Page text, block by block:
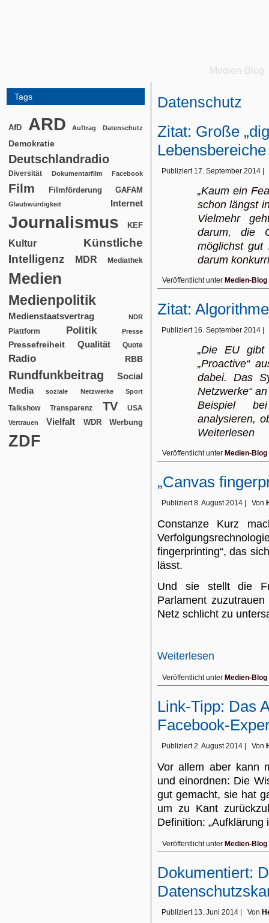
Medien-Blog
Tags
AfD ARD Auftrag Datenschutz
Demokratie
Deutschlandradio
Diversität Dokumentarfilm Facebook
Film Filmförderung GAFAM
Glaubwürdigkeit Internet
Journalismus KEF
Kultur
Künstliche
Intelligenz
MDR Mediathek
Medien
Medienpolitik
Medienstaatsvertrag NDR
Plattform Politik Presse
Pressefreiheit Qualität Quote
Radio RBB
Rundfunkbeitrag
Social
Media
soziale Netzwerke Sport
Talkshow Transparenz TV USA
Vertrauen Vielfalt WDR Werbung
ZDF
Datenschutz
Zitat: Große
Publiziert 17. September 2014
„Kaum ein
schon längst
Vielmehr
darum, die
möglichst gut
darum
Veröffentlicht unter Medien-Blog
Zitat:
Publiziert 16. September 2014
„Die EU
„Proactive“
dabei. Das
Netzwerke“
Beispiel
analysieren,
Weiterlesen
Veröffentlicht unter Medien-Blog
„Canvas
Publiziert 8. August 2014 Von
Constanze Kurz
fingerprinting“, das
lässt.
Und sie stellt die
Parlament
Netz schlicht zu
Weiterlesen
Veröffentlicht unter Medien-Blog
Link-Tipp: Das
Facebook-
Publiziert 2. August 2014 Von
Vor allem aber kann
und einordnen: Die
gut gemacht, sie hat
um zu Kant
Definition:
Veröffentlicht unter Medien-Blog
Dokumentiert:
Publiziert 13. Juni 2014 Von